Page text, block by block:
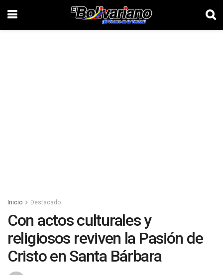
Inicio Destacado
Con actos culturales y
religiosos reviven la Pasión de
Cristo en Santa Bárbara